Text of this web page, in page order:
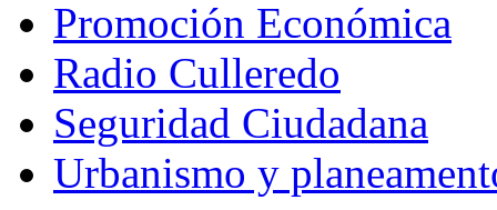
Promoción Económica
Radio Culleredo
Seguridad Ciudadana
Urbanismo y